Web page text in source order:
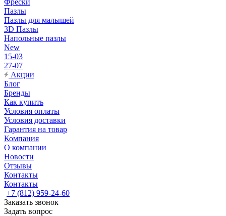
Фрески
Пазлы
Пазлы для малышей
3D Пазлы
Напольные пазлы
New
15-03
27-07
Акции
Блог
Бренды
Как купить
Условия оплаты
Условия доставки
Гарантия на товар
Компания
О компании
Новости
Отзывы
Контакты
Контакты
+7 (812) 959-24-60
Заказать звонок
Задать вопрос